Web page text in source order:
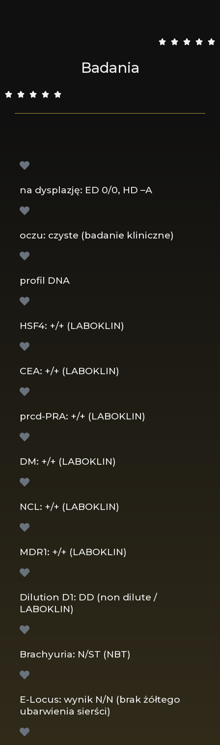
    5
Badania
    5
na dysplazję: ED 0/0, HD –A
oczu: czyste (badanie kliniczne)
profil DNA
HSF4: +/+ (LABOKLIN)
CEA: +/+ (LABOKLIN)
prcd-PRA: +/+ (LABOKLIN)
DM: +/+ (LABOKLIN)
NCL: +/+ (LABOKLIN)
MDR1: +/+ (LABOKLIN)
Dilution D1: DD (non dilute /
LABOKLIN)
Brachyuria: N/ST (NBT)
E-Locus: wynik N/N (brak żółtego
ubarwienia sierści)